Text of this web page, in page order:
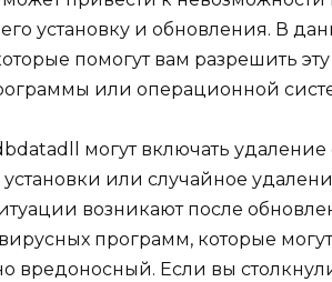
установку и обновления. В
помогут вам разрешить
или операционной
могут включать удаление
или случайное
возникают после
программ, которые
вредоносный. Если вы